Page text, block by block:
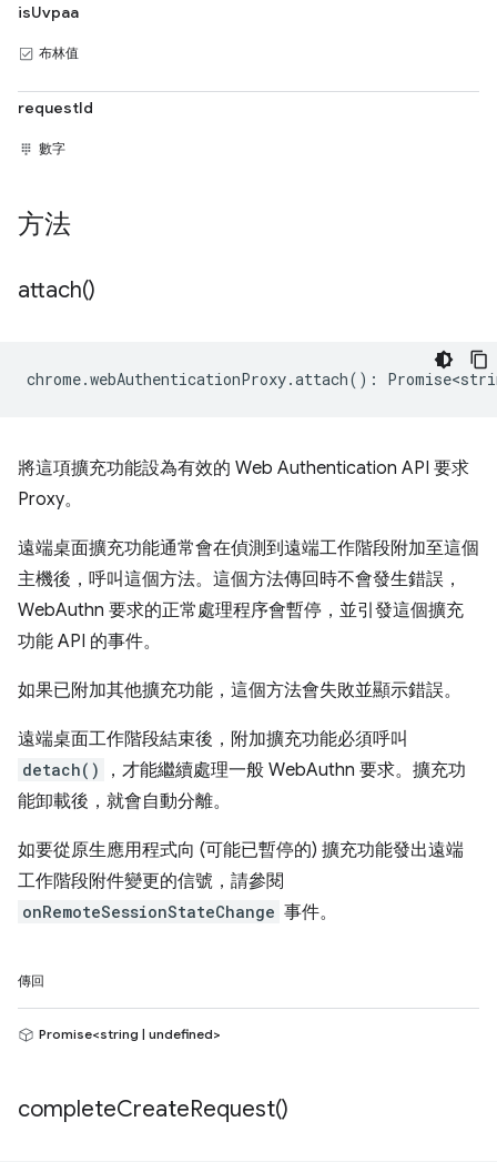
isUvpaa
布林值
requestId
數字
方法
attach()
chrome.webAuthenticationProxy.attach() :
將這項擴充功能設為有效的 Web Authentication API 要求
Proxy。
遠端桌面擴充功能通常會在偵測到遠端工作階段附加至這個
主機後，呼叫這個方法。這個方法傳回時不會發生錯誤，
WebAuthn 要求的正常處理程序會暫停，並引發這個擴充
功能 API 的事件。
如果已附加其他擴充功能，這個方法會失敗並顯示錯誤。
遠端桌面工作階段結束後，附加擴充功能必須呼叫
detach()
，才能繼續處理一般 WebAuthn 要求。擴充功
能卸載後，就會自動分離。
如要從原生應用程式向 (可能已暫停的) 擴充功能發出遠端
工作階段附件變更的信號，請參閱
onRemoteSessionStateChange 事件。
傳回
Promise<string | undefined>
completeCreateRequest()